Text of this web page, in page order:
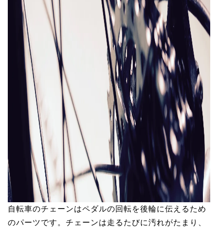
自転車のチェーンはペダルの回転を後輪に伝えるため
のパーツです。チェーンは走るたびに汚れがたまり、